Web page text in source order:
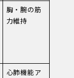
胸・腕の筋
力維持
心肺機能ア